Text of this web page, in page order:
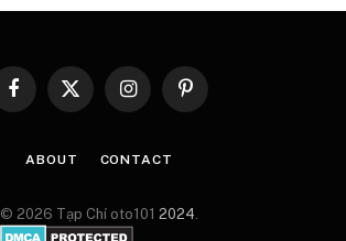
Facebook
X
InstagramPinterest
ABOUT CONTACT
© 2026 Tạp Chí oto101 2024